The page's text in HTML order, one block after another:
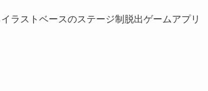
ラストベースのステージ制脱出ゲームアプリ